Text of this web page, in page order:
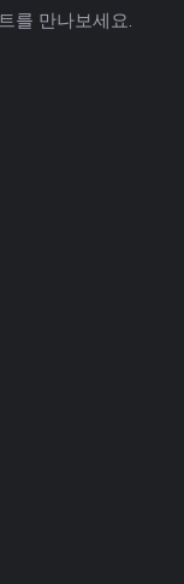
를 만나보세요.